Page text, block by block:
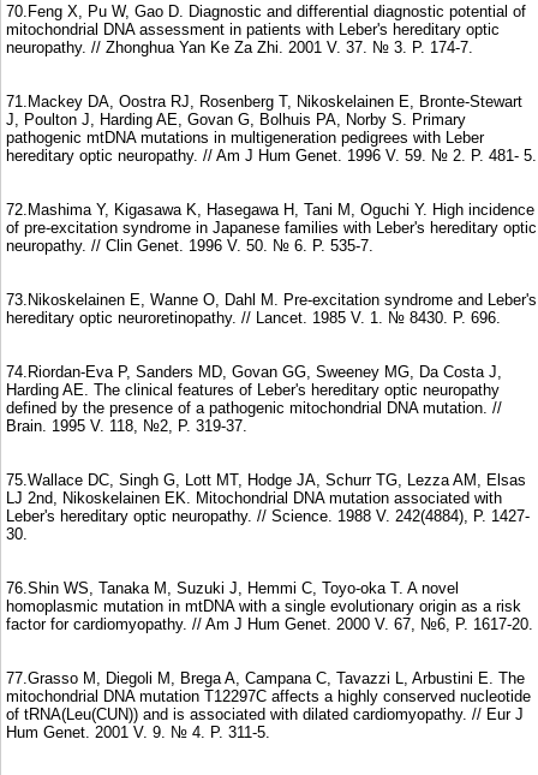
70.Feng X, Pu W, Gao D. Diagnostic and differential diagnostic potential of
mitochondrial DNA assessment in patients with Leber's hereditary optic
neuropathy. // Zhonghua Yan Ke Za Zhi. 2001 V. 37. № 3. P. 174-7.
71.Mackey DA, Oostra RJ, Rosenberg T, Nikoskelainen E, Bronte-Stewart
J, Poulton J, Harding AE, Govan G, Bolhuis PA, Norby S. Primary
pathogenic mtDNA mutations in multigeneration pedigrees with Leber
hereditary optic neuropathy. // Am J Hum Genet. 1996 V. 59. № 2. P. 481- 5.
72.Mashima Y, Kigasawa K, Hasegawa H, Tani M, Oguchi Y. High incidence
of pre-excitation syndrome in Japanese families with Leber's hereditary optic
neuropathy. // Clin Genet. 1996 V. 50. № 6. P. 535-7.
73.Nikoskelainen E, Wanne O, Dahl M. Pre-excitation syndrome and Leber's
hereditary optic neuroretinopathy. // Lancet. 1985 V. 1. № 8430. P. 696.
74.Riordan-Eva P, Sanders MD, Govan GG, Sweeney MG, Da Costa J,
Harding AE. The clinical features of Leber's hereditary optic neuropathy
defined by the presence of a pathogenic mitochondrial DNA mutation. //
Brain. 1995 V. 118, №2, P. 319-37.
75.Wallace DC, Singh G, Lott MT, Hodge JA, Schurr TG, Lezza AM, Elsas
LJ 2nd, Nikoskelainen EK. Mitochondrial DNA mutation associated with
Leber's hereditary optic neuropathy. // Science. 1988 V. 242(4884), P. 1427-
30.
76.Shin WS, Tanaka M, Suzuki J, Hemmi C, Toyo-oka T. A novel
homoplasmic mutation in mtDNA with a single evolutionary origin as a risk
factor for cardiomyopathy. // Am J Hum Genet. 2000 V. 67, №6, P. 1617-20.
77.Grasso M, Diegoli M, Brega A, Campana C, Tavazzi L, Arbustini E. The
mitochondrial DNA mutation T12297C affects a highly conserved nucleotide
of tRNA(Leu(CUN)) and is associated with dilated cardiomyopathy. // Eur J
Hum Genet. 2001 V. 9. № 4. P. 311-5.